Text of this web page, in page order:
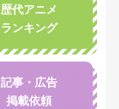
歴代アニメ
ランキング
記事・広告
掲載依頼